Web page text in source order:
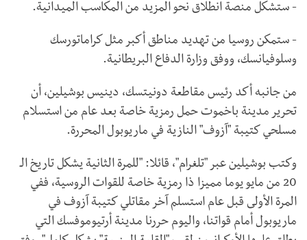
- ستشكل منصة انطلاق نحو المزيد من المكاسب الميدانية.
- ستمكن روسيا من تهديد مناطق أكبر مثل كراماتورسك
وسلوفيانسك، ووفق وزارة الدفاع البريطانية.
من جانبه أكد رئيس مقاطعة دونيتسك، دينيس بوشيلين، أن
تحرير مدينة باخموت حمل رمزية خاصة بعد عام من استسلام
مسلحي كتيبة "آزوف" النازية في ماريوبول المحررة.
وكتب بوشيلين عبر "تلغرام"، قائلا: "للمرة الثانية يشكل تاريخ الـ
20 من مايو يوما مميزا ذا رمزية خاصة للقوات الروسية، ففي
المرة الأولى قبل عام استسلم آخر مقاتلي كتيبة آزوف في
ماريوبول أمام قواتنا، واليوم حررنا مدينة أرتيوموفسك التي